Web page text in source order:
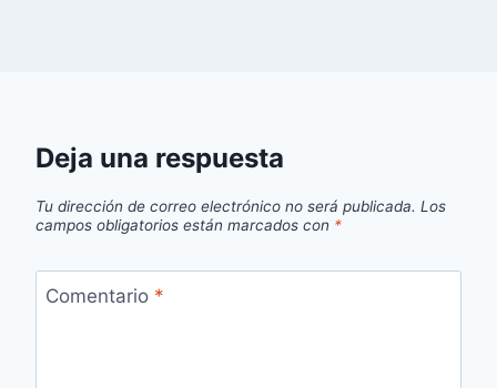
Deja una respuesta
Tu dirección de correo electrónico no será publicada. Los
campos obligatorios están marcados con *
Comentario *